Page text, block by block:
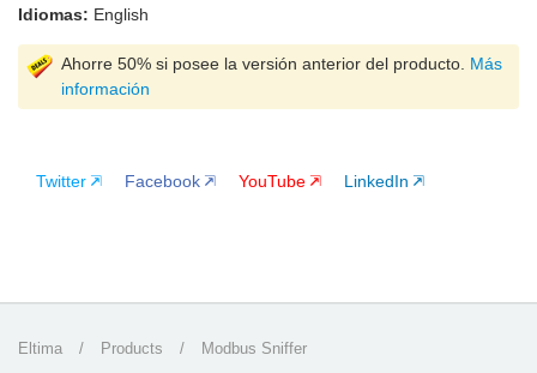
Idiomas: English
Ahorre 50% si posee la versión anterior del producto. Más
información
Twitter Facebook YouTube LinkedIn
Eltima / Products / Modbus Sniffer